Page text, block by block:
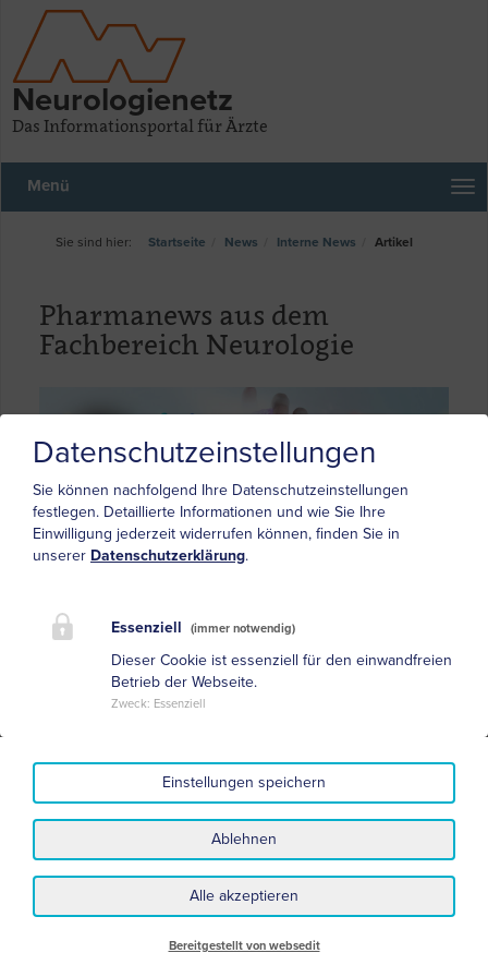
Neurologienetz
Das Informationsportal für Ärzte
Menü
Startseite News Interne News Artikel
Pharmanews aus dem
Fachbereich Neurologie
Datenschutz Impressum
Nutzungsbedingungen und Haftungsausschluss Sitemap
Datenschutzeinstellungen
Sie können nachfolgend Ihre Datenschutzeinstellungen
festlegen. Detaillierte Informationen und wie Sie Ihre
Einwilligung jederzeit widerrufen können, finden Sie in
unserer Datenschutzerklärung.
Essenziell (immer notwendig)
Dieser Cookie ist essenziell für den einwandfreien
Betrieb der Webseite.
Zweck: Essenziell
Ablehnen
Einstellungen speichern
Alle akzeptieren
Bereitgestellt von websedit